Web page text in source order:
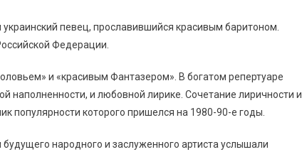
певец, прославившийся красивым баритоном.
Федерации.
и «красивым Фантазером». В богатом репертуаре
наполненности, и любовной лирике. Сочетание лиричности и
популярности которого пришелся на 1980-90-е годы.
народного и заслуженного артиста услышали